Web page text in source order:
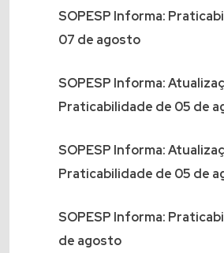
SOPESP Informa:
07 de agosto
SOPESP Informa:
Praticabilidade de 05 de
SOPESP Informa:
Praticabilidade de 05 de
SOPESP Informa:
de agosto